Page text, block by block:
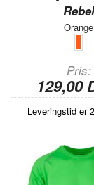
Rebel
Orange
Pris
129,00
Leveringstid er